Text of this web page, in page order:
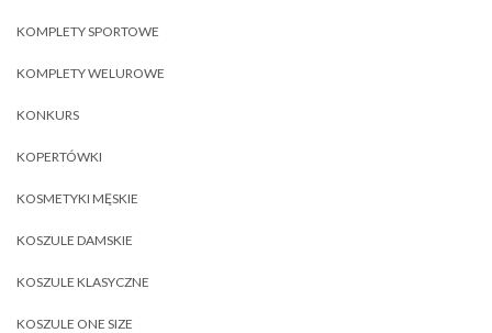
KOMPLETY SPORTOWE
KOMPLETY WELUROWE
KONKURS
KOPERTÓWKI
KOSMETYKI MĘSKIE
KOSZULE DAMSKIE
KOSZULE KLASYCZNE
KOSZULE ONE SIZE